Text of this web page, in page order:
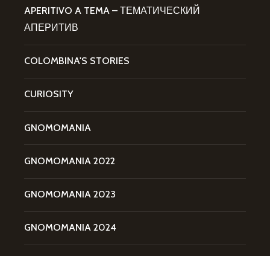
APERITIVO A TEMA – ТЕМАТИЧЕСКИЙ
АПЕРИТИВ
COLOMBINA'S STORIES
CURIOSITY
GNOMOMANIA
GNOMOMANIA 2022
GNOMOMANIA 2023
GNOMOMANIA 2024